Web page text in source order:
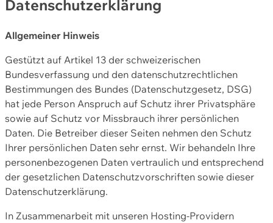
Datenschutzerklärung
Allgemeiner Hinweis
Gestützt auf Artikel 13 der schweizerischen
Bundesverfassung und den datenschutzrechtlichen
Bestimmungen des Bundes (Datenschutzgesetz, DSG)
hat jede Person Anspruch auf Schutz ihrer Privatsphäre
sowie auf Schutz vor Missbrauch ihrer persönlichen
Daten. Die Betreiber dieser Seiten nehmen den Schutz
Ihrer persönlichen Daten sehr ernst. Wir behandeln Ihre
personenbezogenen Daten vertraulich und entsprechend
der gesetzlichen Datenschutzvorschriften sowie dieser
Datenschutzerklärung.
In Zusammenarbeit mit unseren Hosting-Providern